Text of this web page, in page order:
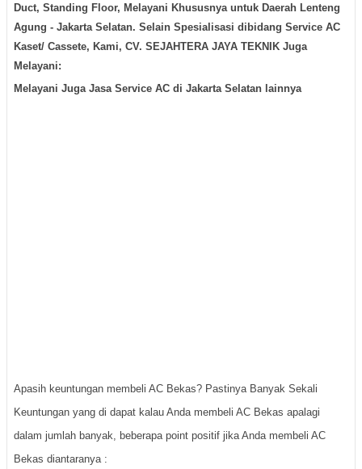
Duct, Standing Floor, Melayani Khususnya untuk Daerah Lenteng
Agung - Jakarta Selatan. Selain Spesialisasi dibidang Service AC
Kaset/ Cassete, Kami, CV. SEJAHTERA JAYA TEKNIK Juga
Melayani:
Melayani Juga Jasa Service AC di Jakarta Selatan lainnya
Apasih keuntungan membeli AC Bekas? Pastinya Banyak Sekali
Keuntungan yang di dapat kalau Anda membeli AC Bekas apalagi
dalam jumlah banyak, beberapa point positif jika Anda membeli AC
Bekas diantaranya :